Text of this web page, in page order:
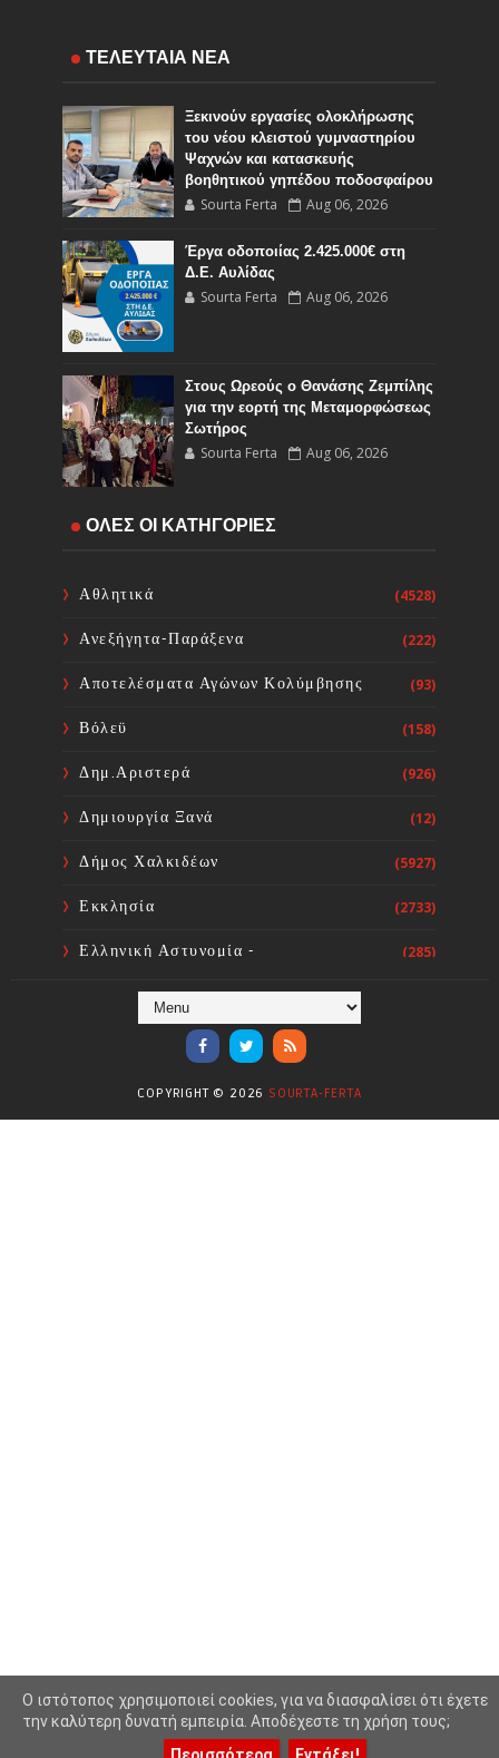
ΤΕΛΕΥΤΑΙΑ ΝΕΑ
Ξεκινούν εργασίες ολοκλήρωσης
του νέου κλειστού γυμναστηρίου
Ψαχνών και κατασκευής
βοηθητικού γηπέδου ποδοσφαίρου
Sourta Ferta Aug 06, 2026
Έργα οδοποιίας 2.425.000€ στη
Δ.Ε. Αυλίδας
Sourta Ferta Aug 06, 2026
Στους Ωρεούς ο Θανάσης Ζεμπίλης
για την εορτή της Μεταμορφώσεως
Σωτήρος
Sourta Ferta Aug 06, 2026
Έναρξη εργασιών του Υποέργου 1
Συλλόγων Χώρας: Άμεση
επίσπευση των διαδικασιών και
ΟΛΕΣ ΟΙ ΚΑΤΗΓΟΡΙΕΣ
Αθλητικά (4528)
Ανεξήγητα-Παράξενα (222)
Αποτελέσματα Αγώνων Κολύμβησης (93)
Βόλεϋ (158)
Δημ.Αριστερά (926)
Δημιουργία Ξανά (12)
Δήμος Χαλκιδέων (5927)
Εκκλησία (2733)
Ελληνική Αστυνομία -
(285)
Ενόργανη Γυμναστική
Πολιτική (8804)
COPYRIGHT © 2026 SOURTA-FERTA
O ιστότοπος χρησιμοποιεί cookies, για να διασφαλίσει ότι έχετε
την καλύτερη δυνατή εμπειρία. Αποδέχεστε τη χρήση τους;